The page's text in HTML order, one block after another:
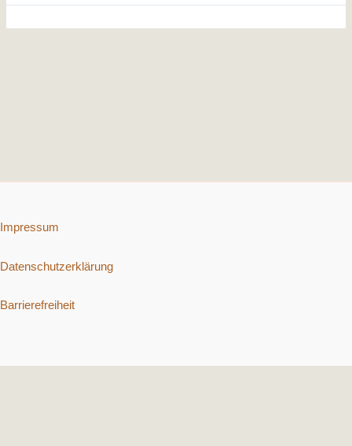
Impressum
Datenschutzerklärung
Barrierefreiheit